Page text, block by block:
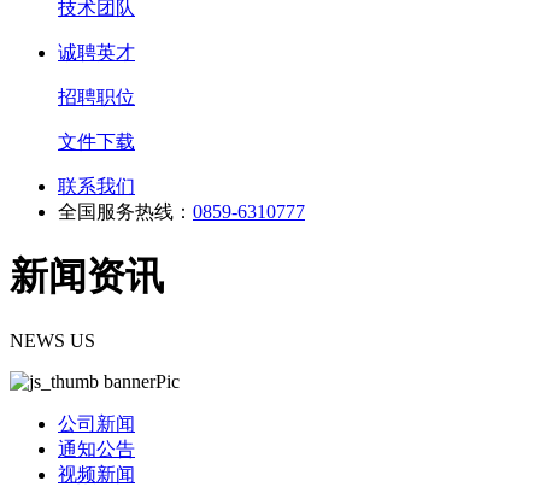
技术团队
诚聘英才
招聘职位
文件下载
联系我们
全国服务热线： 0859-6310777
新闻资讯
NEWS US
公司新闻
通知公告
视频新闻